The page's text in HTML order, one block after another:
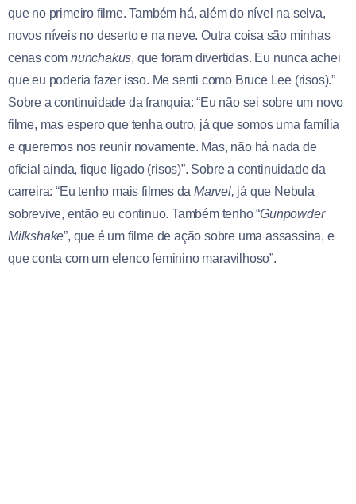
que no primeiro filme. Também há, além do nível na selva,
novos níveis no deserto e na neve. Outra coisa são minhas
cenas com nunchakus, que foram divertidas. Eu nunca achei
que eu poderia fazer isso. Me senti como Bruce Lee (risos).”
Sobre a continuidade da franquia: “Eu não sei sobre um novo
filme, mas espero que tenha outro, já que somos uma família
e queremos nos reunir novamente. Mas, não há nada de
oficial ainda, fique ligado (risos)”. Sobre a continuidade da
carreira: “Eu tenho mais filmes daMarvel, já que Nebula
sobrevive, então eu continuo. Também tenho “Gunpowder
Milkshake”, que é um filme de ação sobre uma assassina, e
que conta com um elenco feminino maravilhoso”.